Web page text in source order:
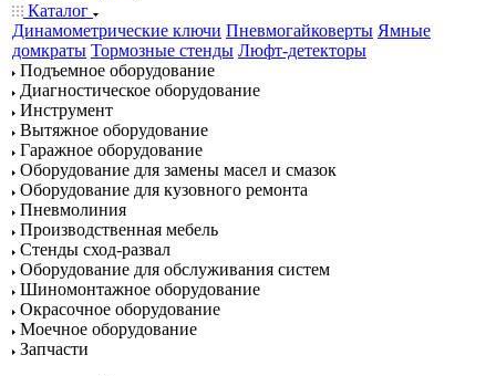
Каталог
Динамометрические ключи Пневмогайковерты Ямные
домкраты Тормозные стенды Люфт-детекторы
Подъемное оборудование
Диагностическое оборудование
Инструмент
Вытяжное оборудование
Гаражное оборудование
Оборудование для замены масел и смазок
Оборудование для кузовного ремонта
Пневмолиния
Производственная мебель
Стенды сход-развал
Оборудование для обслуживания систем
Шиномонтажное оборудование
Окрасочное оборудование
Моечное оборудование
Запчасти